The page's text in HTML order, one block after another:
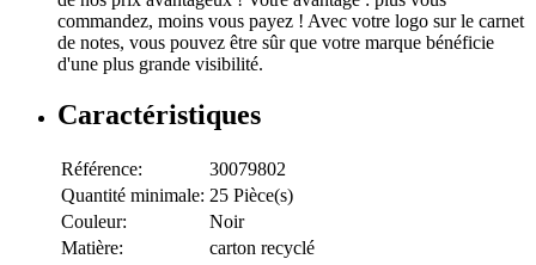
commandez, moins vous payez ! Avec votre logo sur le carnet
de notes, vous pouvez être sûr que votre marque bénéficie
d'une plus grande visibilité.
Caractéristiques
Référence:
30079802
Quantité minimale: 25 Pièce(s)
Couleur:
Noir
Matière:
carton recyclé